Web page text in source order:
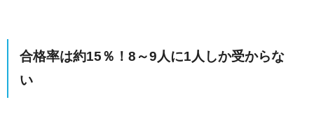
合格率は約15％！8～9人に1人しか受からな
い